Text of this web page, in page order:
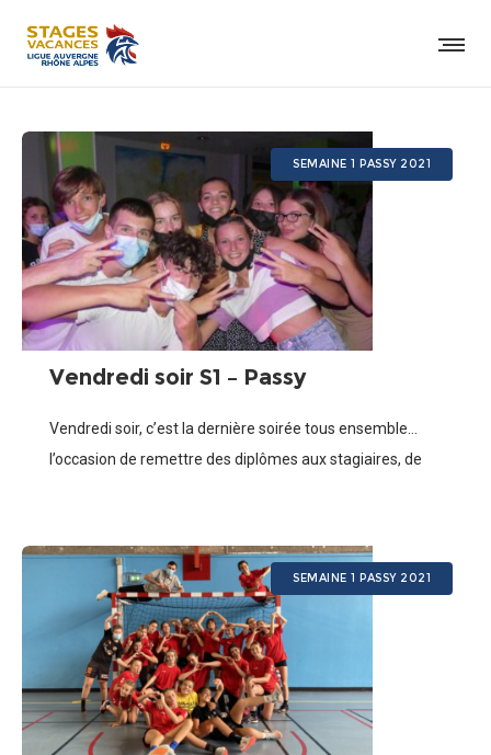
SEMAINE 1 PASSY 2021
Vendredi soir S1 – Passy
Vendredi soir, c’est la dernière soirée tous ensemble…
l’occasion de remettre des diplômes aux stagiaires, de
SEMAINE 1 PASSY 2021